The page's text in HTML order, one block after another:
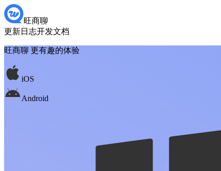
旺商聊
更新日志开发文档
旺商聊 更有趣的体验
iOS
Android